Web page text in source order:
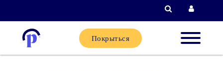
Поиск
Покрыться